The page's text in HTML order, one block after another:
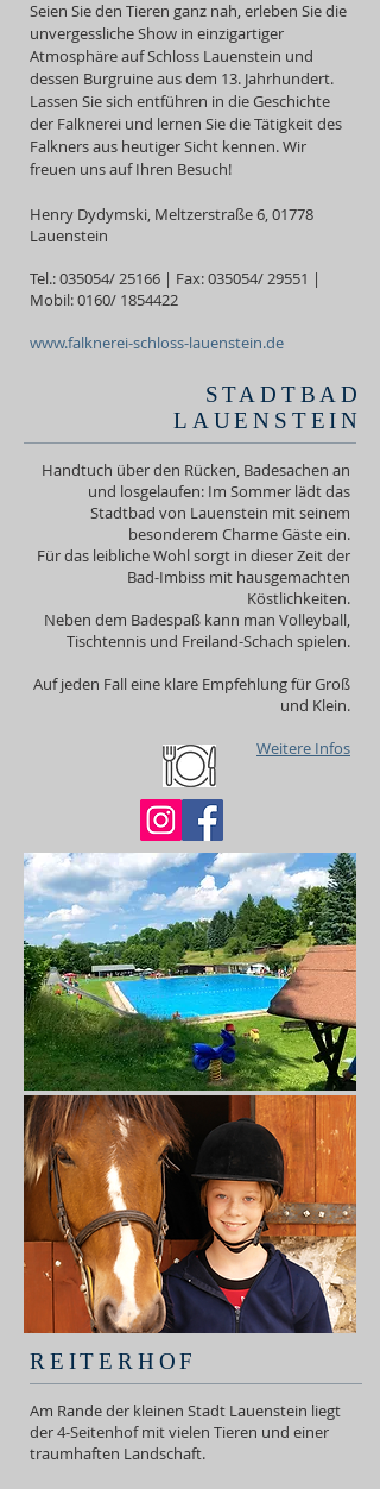
Seien Sie den Tieren ganz nah, erleben Sie die
unvergessliche Show in einzigartiger
Atmosphäre auf Schloss Lauenstein und
dessen Burgruine aus dem 13. Jahrhundert.
Lassen Sie sich entführen in die Geschichte
der Falknerei und lernen Sie die Tätigkeit des
Falkners aus heutiger Sicht kennen. Wir
freuen uns auf Ihren Besuch!
Henry Dydymski, Meltzerstraße 6, 01778
Lauenstein
Tel.: 035054/ 25166 | Fax: 035054/ 29551 |
Mobil: 0160/ 1854422
www.falknerei-schloss-lauenstein.de
STADTBAD
LAUENSTEIN
Handtuch über den Rücken, Badesachen an
und losgelaufen: Im Sommer lädt das
Stadtbad von Lauenstein mit seinem
besonderem Charme Gäste ein.
Für das leibliche Wohl sorgt in dieser Zeit der
Bad-Imbiss mit hausgemachten
Köstlichkeiten.
Neben dem Badespaß kann man Volleyball,
Tischtennis und Freiland-Schach spielen.
Auf jeden Fall eine klare Empfehlung für Groß
und Klein.
Weitere Infos
REITERHOF
Am Rande der kleinen Stadt Lauenstein liegt
der 4-Seitenhof mit vielen Tieren und einer
traumhaften Landschaft.